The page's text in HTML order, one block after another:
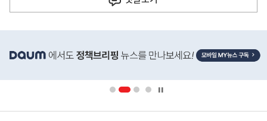
단
영